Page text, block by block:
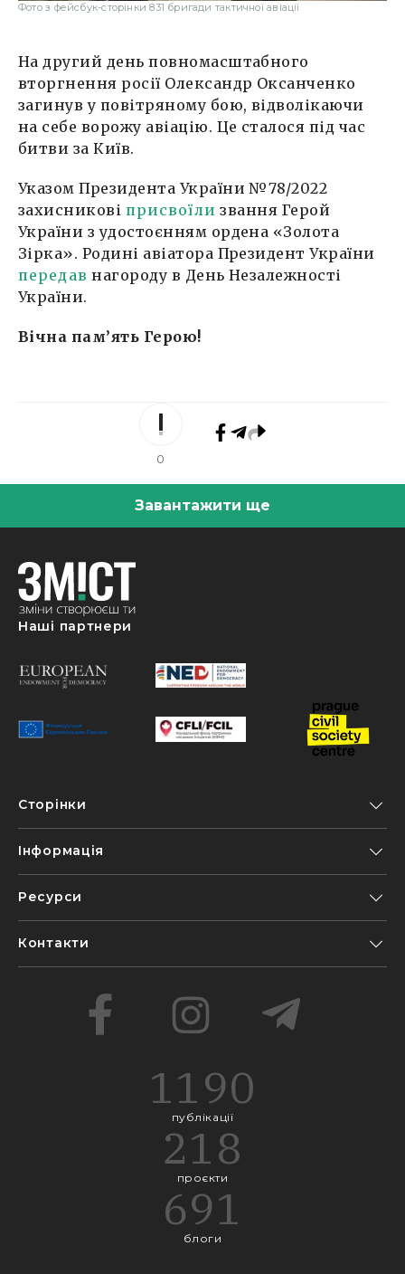
Фото з фейсбук-сторінки 831 бригади тактичної авіації
На другий день повномасштабного
вторгнення росії Олександр Оксанченко
загинув у повітряному бою, відволікаючи
на себе ворожу авіацію. Це сталося під час
битви за Київ.
Указом Президента України №78/2022
захисникові присвоїли звання Герой
України з удостоєнням ордена «Золота
Зірка». Родині авіатора Президент України
передав нагороду в День Незалежності
України.
Вічна пам’ять Герою!
0
Завантажити ще
Наші партнери
Сторінки
Інформація
Ресурси
Контакти
1190
публікації
218
проєкти
691
блоги